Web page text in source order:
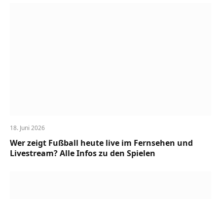
18. Juni 2026
Wer zeigt Fußball heute live im Fernsehen und
Livestream? Alle Infos zu den Spielen